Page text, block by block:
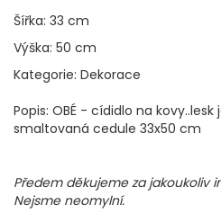
Šířka: 33 cm
Výška: 50 cm
Kategorie: Dekorace
Popis: OBÉ - cídidlo na kovy..lesk
smaltovaná cedule 33x50 cm
Předem děkujeme za jakoukoliv
Nejsme neomylní.